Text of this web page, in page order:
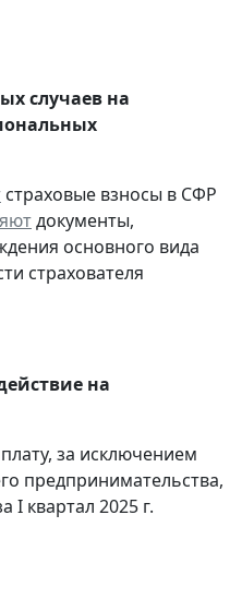
случаев на
страховые взносы в СФР
документы,
основного вида
страхователя
на
за исключением
предпринимательства,
I квартал 2025 г.